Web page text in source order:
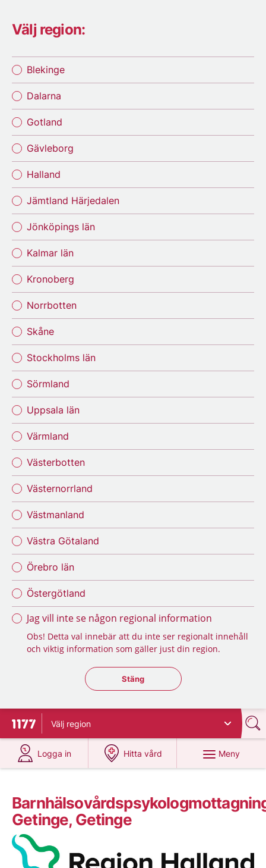
Välj region:
Blekinge
Dalarna
Gotland
Gävleborg
Halland
Jämtland Härjedalen
Jönköpings län
Kalmar län
Kronoberg
Norrbotten
Skåne
Stockholms län
Sörmland
Uppsala län
Värmland
Västerbotten
Västernorrland
Västmanland
Västra Götaland
Örebro län
Östergötland
Jag vill inte se någon regional information
Obs! Detta val innebär att du inte ser regionalt innehåll
och viktig information som gäller just din region.
Stäng regionsväljaren
Stäng
Till startsidan för 1177
Välj region
Logga in
på 1177.se
Hitta vård
på 1177.se
Meny
Getinge, Getinge